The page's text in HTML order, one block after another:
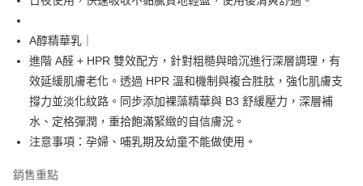
流程，驗證手機門號後，選擇欲分期的期數、繳款截止日，確認付款後即完
成交易。
3.實際核准額度、可分期數及費用金額請依後續交易確認頁面所載為準。
4.訂單成立30分鐘內，如未前往確認交易或遇審核未通過，訂單將自動取
消。如遇「轉專審核」未通過狀況，表示未達大哥付你分期系統評分，恕無
法說明評估內容。
1.分期款項不併入電信帳單，「大哥付你分期」於每月結算日後寄送繳費提
醒簡訊。
2.透過簡訊連結打開帳單後，可選擇「超商條碼／台灣大直營門市／銀行轉
帳／街口支付／iPASS MONEY」等通路繳費。
【注意事項】
AFTEE先享後付是「在收到商品之後才付款」的支付方式。 讓您購物簡單
便利好安心！
１．簡單：不需註冊會員、不需綁卡、不需儲值。
２．便利：只要手機號碼，簡訊認證，即可結帳。
３．安心：先確認商品／服務後，再付款。
【「AFTEE先享後付」結帳流程】
１．於結帳方式選擇「AFTEE先享後付」後，將跳轉至「AFTEE先享後付」
結帳頁面，進行簡訊認證並確認金額後，即可完成結帳。
３．收到繳費通知簡訊後14天內，點擊此簡訊中的連結，可透過四大超商／
ATM付款
貨到付款
運送方式
全家付款取貨
每筆NT$70，滿NT$1,000(含以上)免運費
付款後全家取貨
A醇精華乳｜
進階 A醛 + HPR 雙效配方，針對粗糙與暗沉進行深層調理，有
效延緩肌膚老化。透過 HPR 溫和機制與複合胜肽，強化肌膚支
撐力並淡化紋路。同步添加裸藻精華與 B3 舒緩壓力，深層補
水、定格彈潤，重拾飽滿緊緻的自信膚況。
注意事項：孕婦、哺乳期及幼童不能做使用。
銷售重點